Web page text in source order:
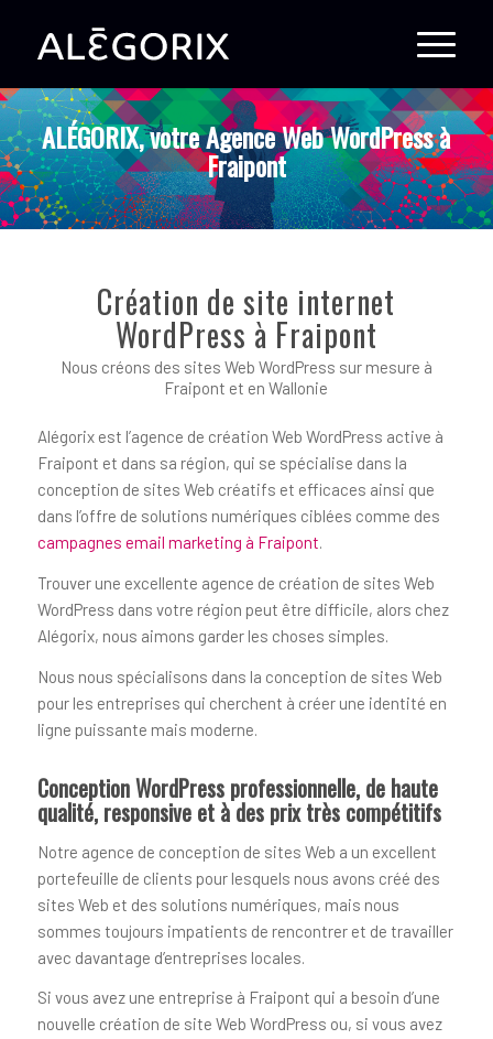
ALÉGORIX, votre Agence Web WordPress à
Fraipont
Création de site internet
WordPress à Fraipont
Nous créons des sites Web WordPress sur mesure à
Fraipont et en Wallonie
Alégorix est l’agence de création Web WordPress active à
Fraipont et dans sa région, qui se spécialise dans la
conception de sites Web créatifs et efficaces ainsi que
dans l’offre de solutions numériques ciblées comme des
campagnes email marketing à Fraipont.
Trouver une excellente agence de création de sites Web
WordPress dans votre région peut être difficile, alors chez
Alégorix, nous aimons garder les choses simples.
Nous nous spécialisons dans la conception de sites Web
pour les entreprises qui cherchent à créer une identité en
ligne puissante mais moderne.
Conception WordPress professionnelle, de haute
qualité, responsive et à des prix très compétitifs
Notre agence de conception de sites Web a un excellent
portefeuille de clients pour lesquels nous avons créé des
sites Web et des solutions numériques, mais nous
sommes toujours impatients de rencontrer et de travailler
avec davantage d’entreprises locales.
Si vous avez une entreprise à Fraipont qui a besoin d’une
nouvelle création de site Web WordPress ou, si vous avez